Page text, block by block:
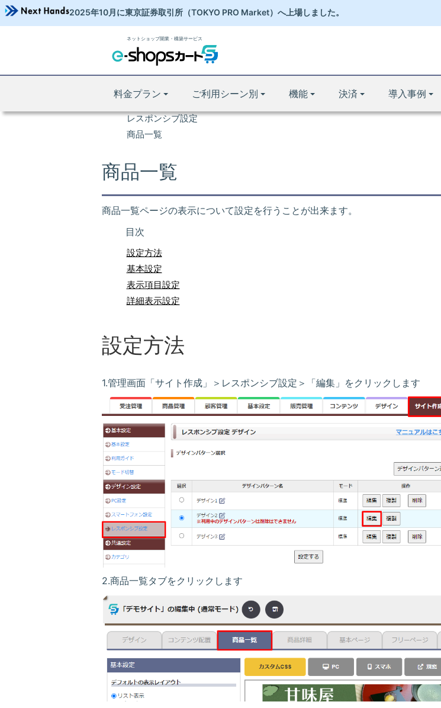
2025年10月に東京証券取引所 （TOKYO PRO Market）へ 上場しました。
ネットショップ開業・構築サービス
料金プラン ご利用シーン別 機能 決済 導入事例
操作マニュアル
サイト作成機能マニュアルTOP
レスポンシブ設定
商品一覧
商品一覧
商品一覧ページの表示について設定を行うことが出来ます。
目次
設定方法
基本設定
表示項目設定
詳細表示設定
設定方法
1.管理画面「サイト作成」＞レスポンシブ設定＞ 「編集」 をクリックします
2.商品一覧タブをクリックします